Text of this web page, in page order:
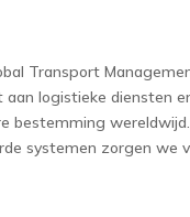
Transport
logistieke diensten
bestemming
systemen zorgen